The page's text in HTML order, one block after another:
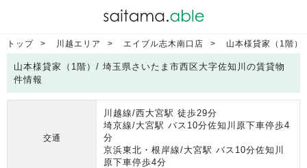
トップ 川越エリア エイブル志木南口店 山本様貸家（1階）
山本様貸家（1階）/ 埼玉県さいたま市西区大字佐知川の賃貸物
件情報
交通
川越線/西大宮駅 徒歩29分
埼京線/大宮駅 バス10分佐知川原下車停歩4
分
京浜東北・根岸線/大宮駅 バス10分佐知川
原下車停歩4分